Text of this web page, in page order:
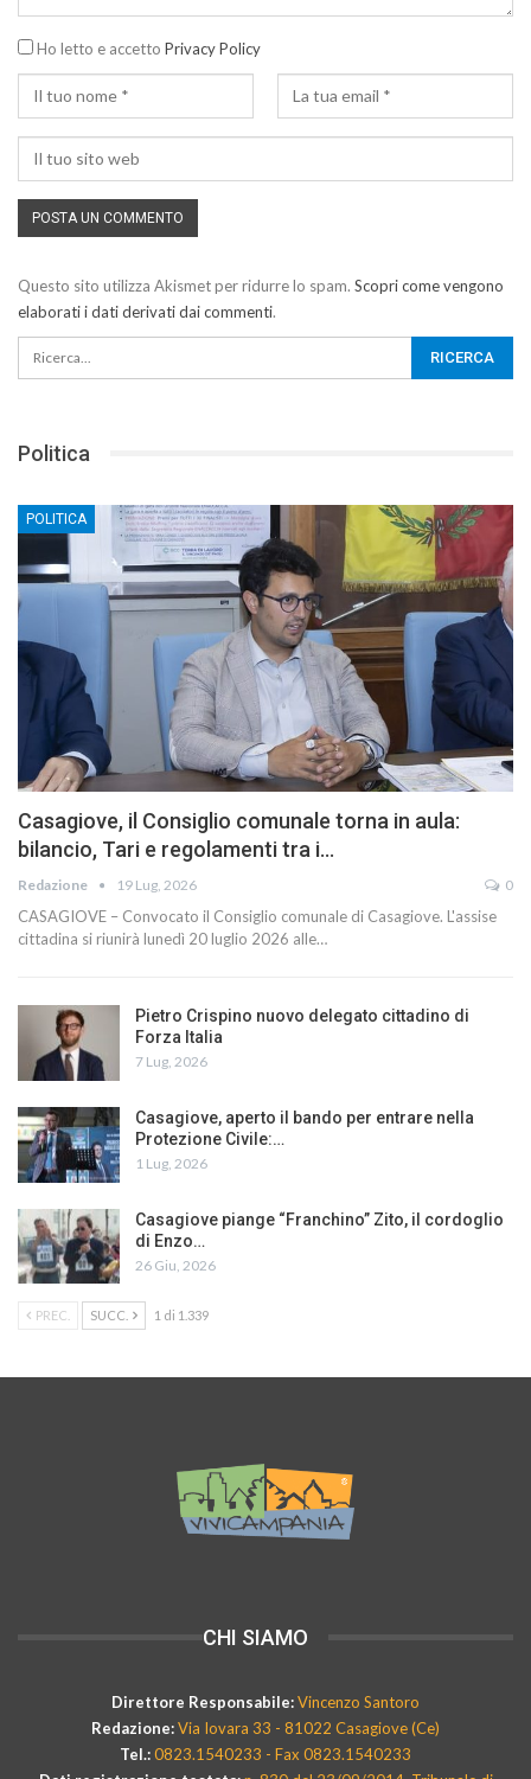
Ho letto e accetto Privacy Policy
Questo sito utilizza Akismet per ridurre lo spam. Scopri come vengono
elaborati i dati derivati dai commenti.
Politica
POLITICA
Casagiove, il Consiglio comunale torna in aula:
bilancio, Tari e regolamenti tra i…
Redazione 19 Lug, 2026 0
CASAGIOVE – Convocato il Consiglio comunale di Casagiove. L'assise
cittadina si riunirà lunedì 20 luglio 2026 alle…
Pietro Crispino nuovo delegato cittadino di
Forza Italia
7 Lug, 2026
Casagiove, aperto il bando per entrare nella
Protezione Civile:…
1 Lug, 2026
Casagiove piange “Franchino” Zito, il cordoglio
di Enzo…
26 Giu, 2026
PREC. SUCC. 1 di 1.339
CHI SIAMO
Direttore Responsabile:Vincenzo Santoro
Redazione:Via Iovara 33 - 81022 Casagiove (Ce)
Tel.:0823.1540233 - Fax 0823.1540233